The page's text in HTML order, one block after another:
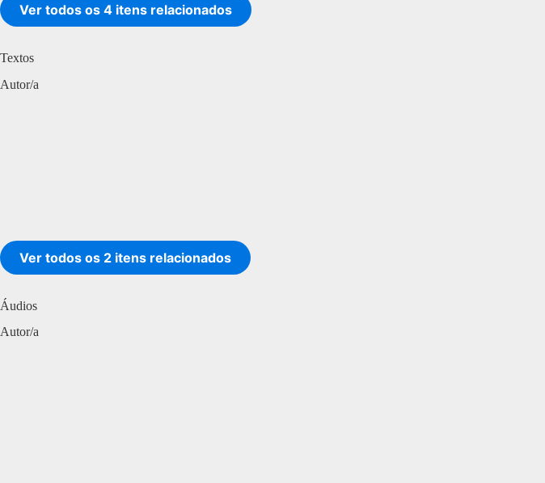
Ver todos os 4 itens relacionados
Textos
Autor/a
Ver todos os 2 itens relacionados
Áudios
Autor/a